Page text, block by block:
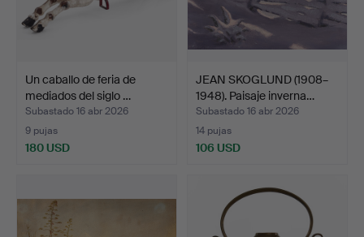
Un caballo de feria de
mediados del siglo …
Subastado 16 abr 2026
9 pujas
180 USD
JEAN SKOGLUND (1908–
1948). Paisaje inverna…
Subastado 16 abr 2026
14 pujas
106 USD